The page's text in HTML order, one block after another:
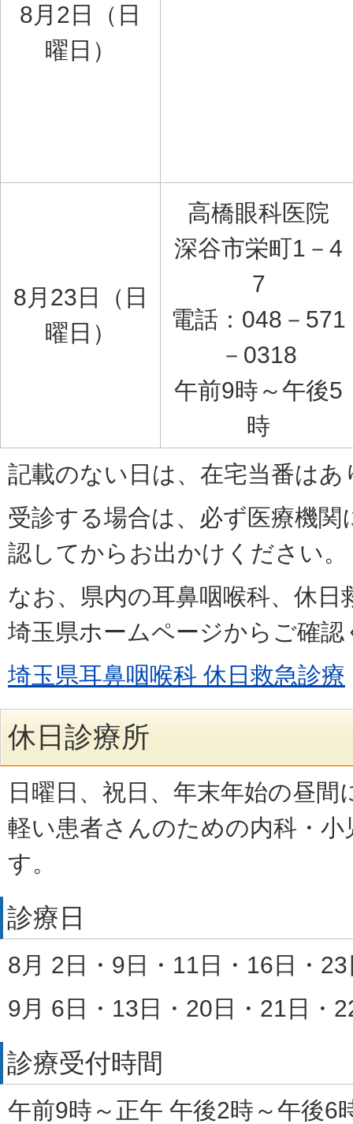
8月2日（日
曜日）
8月23日（日
曜日）
高橋眼科医院
深谷市栄町1－4
7
電話：048－571
－0318
午前9時～午後5
時
記載のない日は、在宅当番はあ
受診する場合は、必ず医療機関
認してからお出かけください。
なお、県内の耳鼻咽喉科、休日
埼玉県ホームページからご確認
埼玉県耳鼻咽喉科 休日救急診療
休日診療所
日曜日、祝日、年末年始の昼間
軽い患者さんのための内科・小
す。
診療日
8月 2日・9日・11日・16日・
9月 6日・13日・20日・21日・
診療受付時間
午前9時～正午 午後2時～午後6